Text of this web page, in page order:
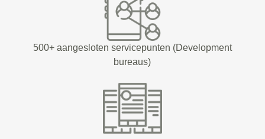
500+ aangesloten servicepunten (Development
bureaus)